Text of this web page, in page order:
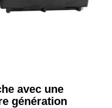
avec une
génération